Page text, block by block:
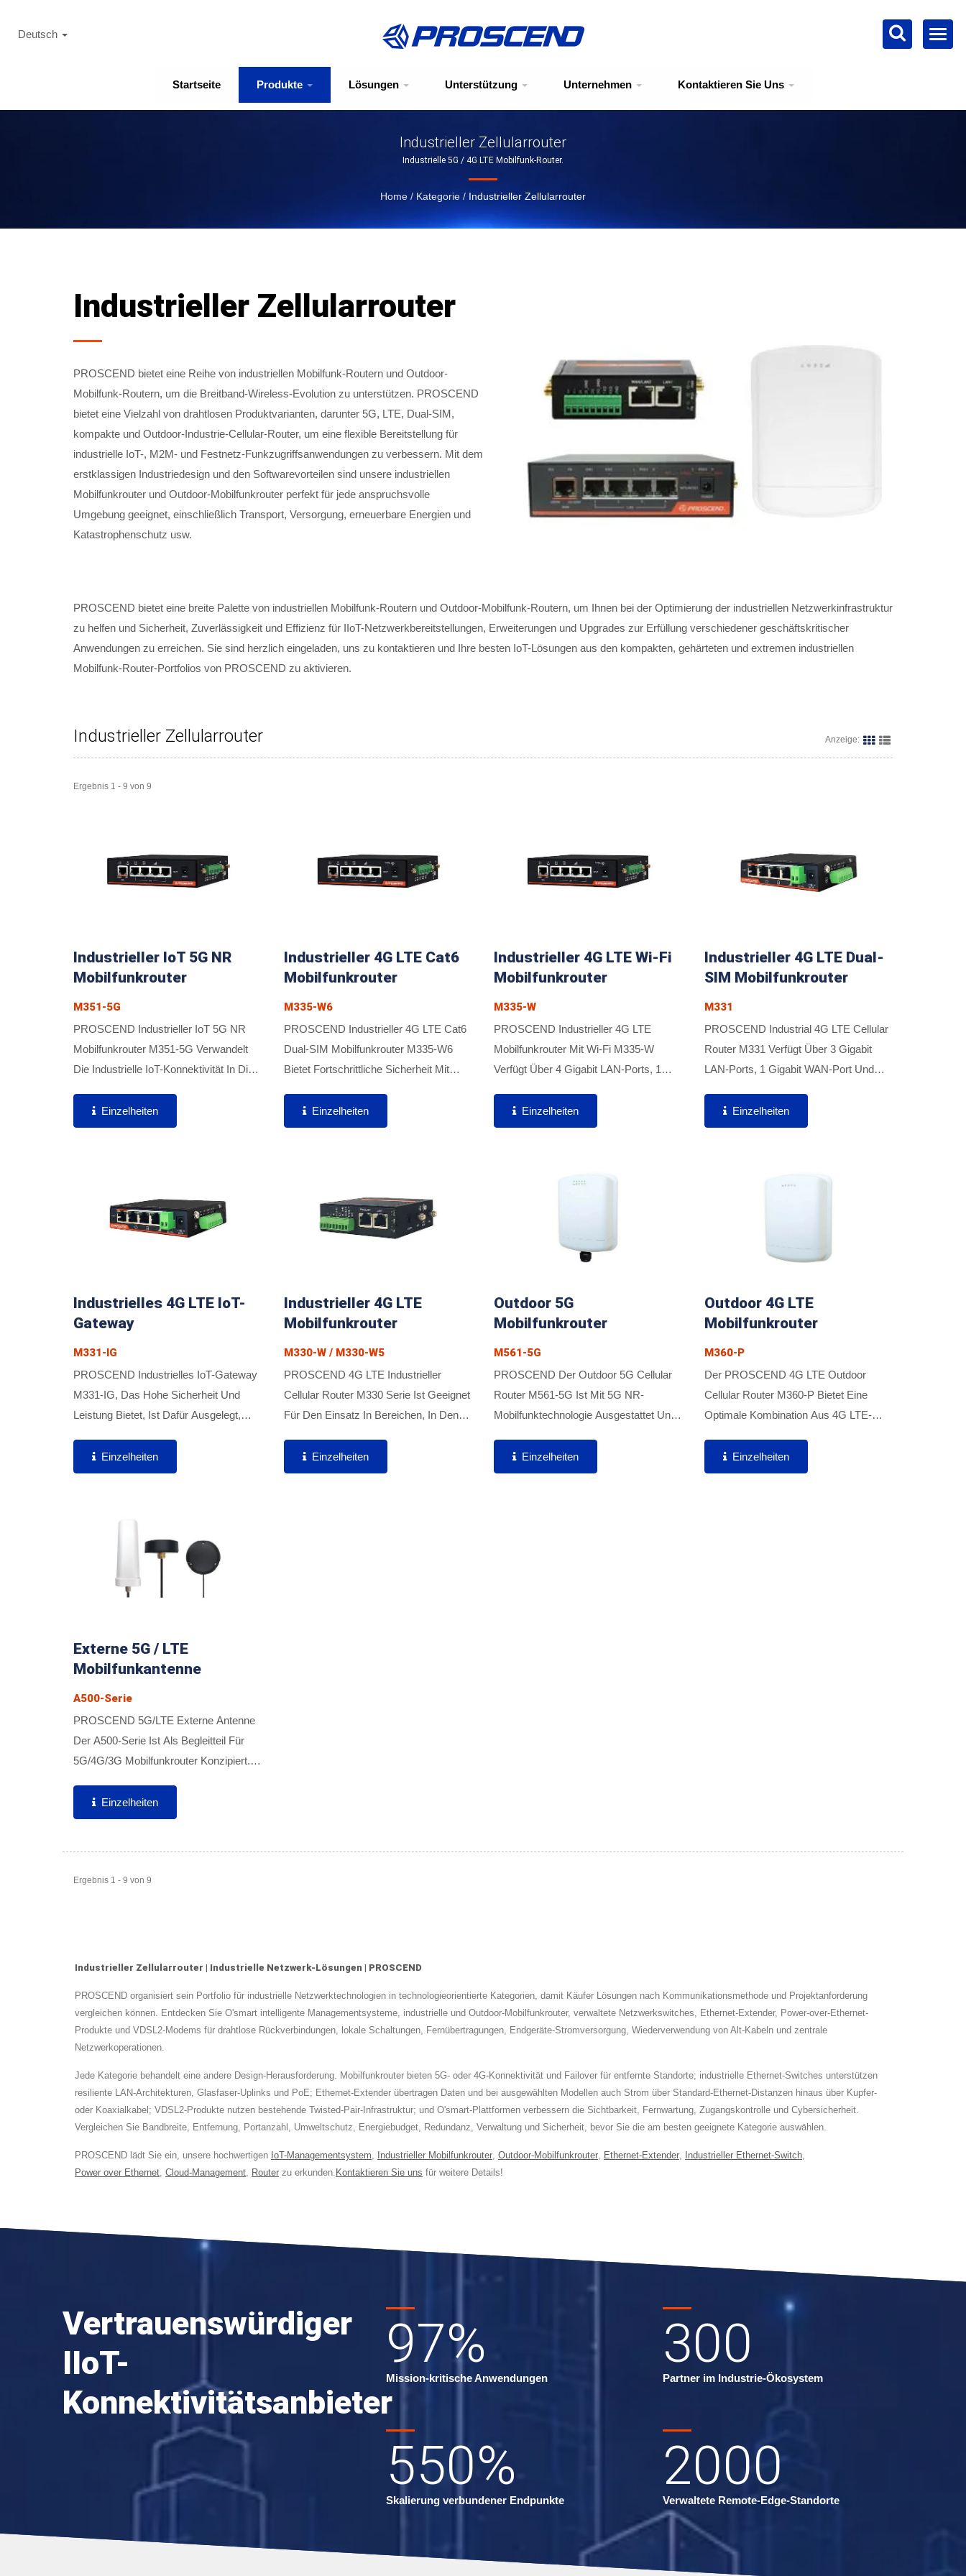
Startseite Produkte Lösungen Unterstützung Unternehmen Kontaktieren Sie Uns
Deutsch
Industrieller Zellularrouter
Industrielle 5G / 4G LTE Mobilfunk-Router.
Home / Kategorie / Industrieller Zellularrouter
Industrieller Zellularrouter
PROSCEND bietet eine Reihe von industriellen Mobilfunk-Routern und Outdoor-
Mobilfunk-Routern, um die Breitband-Wireless-Evolution zu unterstützen. PROSCEND
bietet eine Vielzahl von drahtlosen Produktvarianten, darunter 5G, LTE, Dual-SIM,
kompakte und Outdoor-Industrie-Cellular-Router, um eine flexible Bereitstellung für
industrielle IoT-, M2M- und Festnetz-Funkzugriffsanwendungen zu verbessern. Mit dem
erstklassigen Industriedesign und den Softwarevorteilen sind unsere industriellen
Mobilfunkrouter und Outdoor-Mobilfunkrouter perfekt für jede anspruchsvolle
Umgebung geeignet, einschließlich Transport, Versorgung, erneuerbare Energien und
Katastrophenschutz usw.
PROSCEND bietet eine breite Palette von industriellen Mobilfunk-Routern und Outdoor-Mobilfunk-Routern, um Ihnen bei der Optimierung der industriellen Netzwerkinfrastruktur
zu helfen und Sicherheit, Zuverlässigkeit und Effizienz für IIoT-Netzwerkbereitstellungen, Erweiterungen und Upgrades zur Erfüllung verschiedener geschäftskritischer
Anwendungen zu erreichen. Sie sind herzlich eingeladen, uns zu kontaktieren und Ihre besten IoT-Lösungen aus den kompakten, gehärteten und extremen industriellen
Mobilfunk-Router-Portfolios von PROSCEND zu aktivieren.
Industrieller Zellularrouter Anzeige:
Ergebnis 1 - 9 von 9
Industrieller IoT 5G NR
Mobilfunkrouter
M351-5G
PROSCEND Industrieller IoT 5G NR
Mobilfunkrouter M351-5G Verwandelt
Die Industrielle IoT-Konnektivität In Die
Kompaktes Industriedesign, Einen
Geringeren Stromverbrauch,...
Einzelheiten
Industrieller 4G LTE Cat6
Mobilfunkrouter
M335-W6
PROSCEND Industrieller 4G LTE Cat6
Dual-SIM Mobilfunkrouter M335-W6
Bietet Fortschrittliche Sicherheit Mit
Sichere Datenübertragung Zu
Gewährleisten. Mit Cat6-
Einzelheiten
Industrieller 4G LTE Wi-Fi
Mobilfunkrouter
M335-W
PROSCEND Industrieller 4G LTE
Mobilfunkrouter Mit Wi-Fi M335-W
Verfügt Über 4 Gigabit LAN-Ports, 1
SIM, Um Kritische Industrielle
Anwendungen Und Verschiedene IoT-
Einzelheiten
Industrieller 4G LTE Dual-
SIM Mobilfunkrouter
M331
PROSCEND Industrial 4G LTE Cellular
Router M331 Verfügt Über 3 Gigabit
LAN-Ports, 1 Gigabit WAN-Port Und
Industrielle Anwendungen Und
Zuverlässige IoT-Konnektivität...
Einzelheiten
Industrielles 4G LTE IoT-
Gateway
M331-IG
PROSCEND Industrielles IoT-Gateway
M331-IG, Das Hohe Sicherheit Und
Leistung Bietet, Ist Dafür Ausgelegt,
Automatisierungsgeräten Wie SPS,
Sensoren, Servos, HVAC-Systemen
Einzelheiten
Industrieller 4G LTE
Mobilfunkrouter
M330-W / M330-W5
PROSCEND 4G LTE Industrieller
Cellular Router M330 Serie Ist Geeignet
Für Den Einsatz In Bereichen, In Denen
Vernetzung Und Sichere VPN-Tunnel
Erforderlich Sind. Dank Seiner...
Einzelheiten
Outdoor 5G
Mobilfunkrouter
M561-5G
PROSCEND Der Outdoor 5G Cellular
Router M561-5G Ist Mit 5G NR-
Mobilfunktechnologie Ausgestattet Und
Access (FWA)-Anwendungen In 5G-
Oder 5G/LTE-Hybridnetzwerken Zu
Einzelheiten
Outdoor 4G LTE
Mobilfunkrouter
M360-P
Der PROSCEND 4G LTE Outdoor
Cellular Router M360-P Bietet Eine
Optimale Kombination Aus 4G LTE-
Für Verbesserte Leistung Und Starkes
Signal, Sowie Ein Robustes IP67-
Einzelheiten
Externe 5G / LTE
Mobilfunkantenne
A500-Serie
PROSCEND 5G/LTE Externe Antenne
Der A500-Serie Ist Als Begleitteil Für
5G/4G/3G Mobilfunkrouter Konzipiert.
Zuverlässigkeit, Ausgezeichnete
Abdeckung, Hohe Effizienz...
Einzelheiten
Ergebnis 1 - 9 von 9
Industrieller Zellularrouter | Industrielle Netzwerk-Lösungen | PROSCEND
PROSCEND organisiert sein Portfolio für industrielle Netzwerktechnologien in technologieorientierte Kategorien, damit Käufer Lösungen nach Kommunikationsmethode und Projektanforderung
vergleichen können. Entdecken Sie O'smart intelligente Managementsysteme, industrielle und Outdoor-Mobilfunkrouter, verwaltete Netzwerkswitches, Ethernet-Extender, Power-over-Ethernet-
Produkte und VDSL2-Modems für drahtlose Rückverbindungen, lokale Schaltungen, Fernübertragungen, Endgeräte-Stromversorgung, Wiederverwendung von Alt-Kabeln und zentrale
Netzwerkoperationen.
Jede Kategorie behandelt eine andere Design-Herausforderung. Mobilfunkrouter bieten 5G- oder 4G-Konnektivität und Failover für entfernte Standorte; industrielle Ethernet-Switches unterstützen
resiliente LAN-Architekturen, Glasfaser-Uplinks und PoE; Ethernet-Extender übertragen Daten und bei ausgewählten Modellen auch Strom über Standard-Ethernet-Distanzen hinaus über Kupfer-
oder Koaxialkabel; VDSL2-Produkte nutzen bestehende Twisted-Pair-Infrastruktur; und O'smart-Plattformen verbessern die Sichtbarkeit, Fernwartung, Zugangskontrolle und Cybersicherheit.
Vergleichen Sie Bandbreite, Entfernung, Portanzahl, Umweltschutz, Energiebudget, Redundanz, Verwaltung und Sicherheit, bevor Sie die am besten geeignete Kategorie auswählen.
PROSCEND lädt Sie ein, unsere hochwertigen IoT-Managementsystem Industrieller Mobilfunkrouter Outdoor-Mobilfunkrouter Ethernet-Extender Industrieller Ethernet-Switch
Power over Ethernet Cloud-Management Router zu erkunden. Kontaktieren Sie uns für weitere Details!
Vertrauenswürdiger
IIoT-
Konnektivitätsanbieter
97%
Mission-kritische Anwendungen
300
Partner im Industrie-Ökosystem
550%
Skalierung verbundener Endpunkte
2000
Verwaltete Remote-Edge-Standorte